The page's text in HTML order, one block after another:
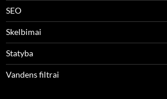
SEO
Skelbimai
Statyba
Vandens filtrai